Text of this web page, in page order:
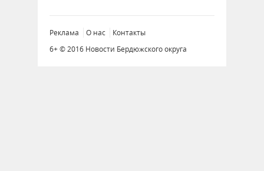
Реклама О нас
Контакты
6+ © 2016 Новости Бердюжского округа